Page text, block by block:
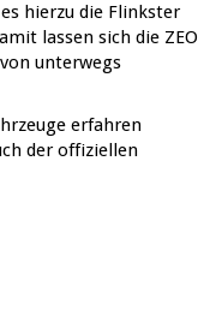
hierzu die Flinkster
lassen sich die ZEO
unterwegs
erfahren
der offiziellen